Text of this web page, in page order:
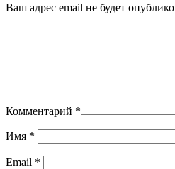
Ваш адрес email не будет
Комментарий *
Имя *
Email *